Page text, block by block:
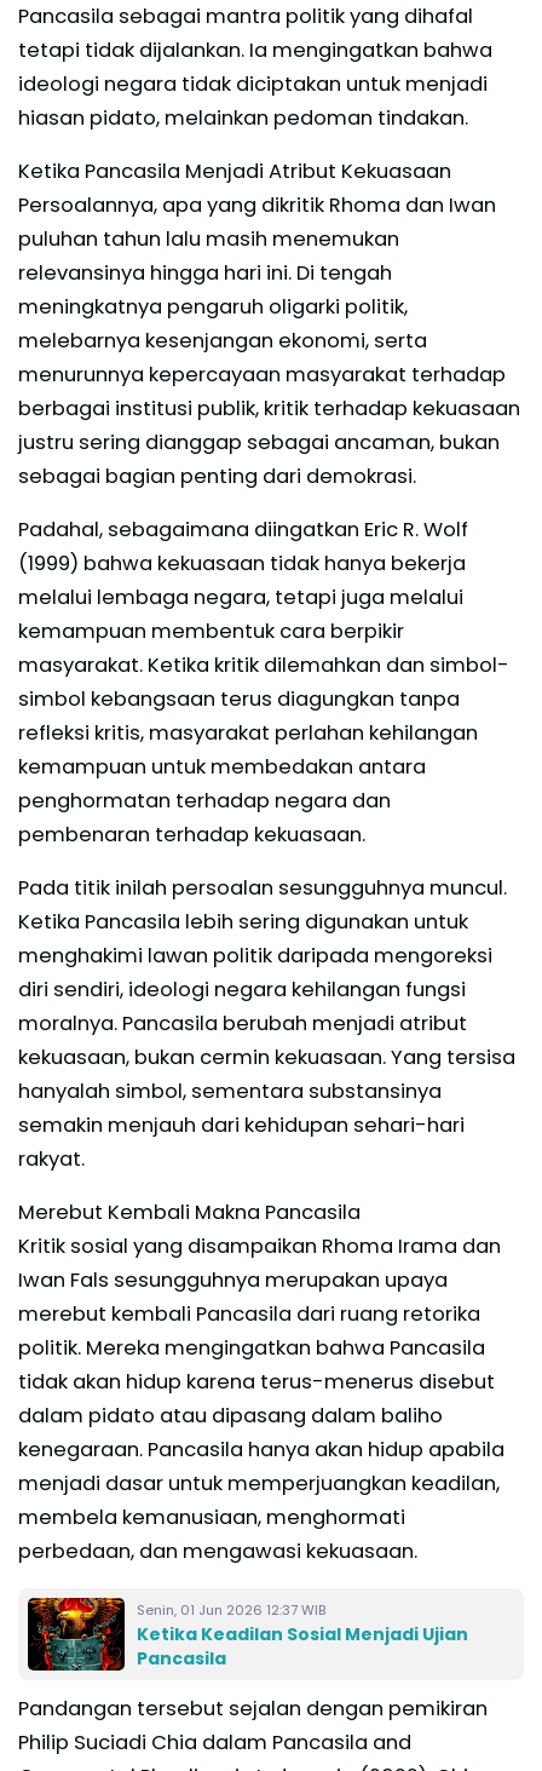
Pancasila sebagai mantra politik yang dihafal
tetapi tidak dijalankan. Ia mengingatkan bahwa
ideologi negara tidak diciptakan untuk menjadi
hiasan pidato, melainkan pedoman tindakan.
Ketika Pancasila Menjadi Atribut Kekuasaan
Persoalannya, apa yang dikritik Rhoma dan Iwan
puluhan tahun lalu masih menemukan
relevansinya hingga hari ini. Di tengah
meningkatnya pengaruh oligarki politik,
melebarnya kesenjangan ekonomi, serta
menurunnya kepercayaan masyarakat terhadap
berbagai institusi publik, kritik terhadap kekuasaan
justru sering dianggap sebagai ancaman, bukan
sebagai bagian penting dari demokrasi.
Padahal, sebagaimana diingatkan Eric R. Wolf
(1999) bahwa kekuasaan tidak hanya bekerja
melalui lembaga negara, tetapi juga melalui
kemampuan membentuk cara berpikir
masyarakat. Ketika kritik dilemahkan dan simbol-
simbol kebangsaan terus diagungkan tanpa
refleksi kritis, masyarakat perlahan kehilangan
kemampuan untuk membedakan antara
penghormatan terhadap negara dan
pembenaran terhadap kekuasaan.
Pada titik inilah persoalan sesungguhnya muncul.
Ketika Pancasila lebih sering digunakan untuk
menghakimi lawan politik daripada mengoreksi
diri sendiri, ideologi negara kehilangan fungsi
moralnya. Pancasila berubah menjadi atribut
kekuasaan, bukan cermin kekuasaan. Yang tersisa
hanyalah simbol, sementara substansinya
semakin menjauh dari kehidupan sehari-hari
rakyat.
Merebut Kembali Makna Pancasila
Kritik sosial yang disampaikan Rhoma Irama dan
Iwan Fals sesungguhnya merupakan upaya
merebut kembali Pancasila dari ruang retorika
politik. Mereka mengingatkan bahwa Pancasila
tidak akan hidup karena terus-menerus disebut
dalam pidato atau dipasang dalam baliho
kenegaraan. Pancasila hanya akan hidup apabila
menjadi dasar untuk memperjuangkan keadilan,
membela kemanusiaan, menghormati
perbedaan, dan mengawasi kekuasaan.
Senin, 01 Jun 2026 12:37 WIB
Ketika Keadilan Sosial Menjadi Ujian
Pancasila
Pandangan tersebut sejalan dengan pemikiran
Philip Suciadi Chia dalam Pancasila and